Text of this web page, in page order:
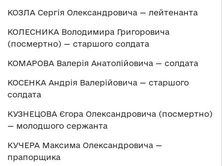
КОЗЛА Сергія Олександровича — лейтенанта
КОЛЕСНИКА Володимира Григоровича
(посмертно) — старшого солдата
КОМАРОВА Валерія Анатолійовича — солдата
КОСЕНКА Андрія Валерійовича — старшого
солдата
КУЗНЕЦОВА Єгора Олександровича (посмертно)
— молодшого сержанта
КУЧЕРА Максима Олександровича —
прапорщика